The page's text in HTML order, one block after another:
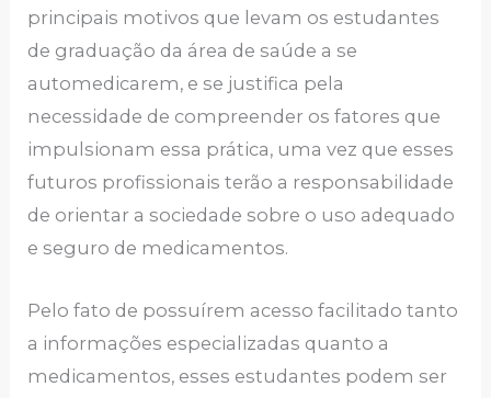
principais motivos que levam os estudantes
de graduação da área de saúde a se
automedicarem, e se justifica pela
necessidade de compreender os fatores que
impulsionam essa prática, uma vez que esses
futuros profissionais terão a responsabilidade
de orientar a sociedade sobre o uso adequado
e seguro de medicamentos.
Pelo fato de possuírem acesso facilitado tanto
a informações especializadas quanto a
medicamentos, esses estudantes podem ser